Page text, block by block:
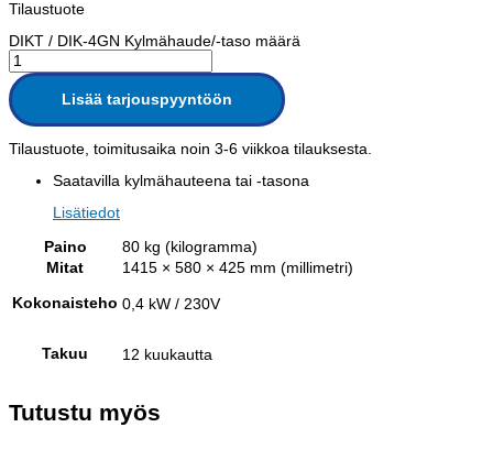
Tilaustuote
DIKT / DIK-4GN Kylmähaude/-taso määrä
Lisää tarjouspyyntöön
Tilaustuote, toimitusaika noin 3-6 viikkoa tilauksesta.
Saatavilla kylmähauteena tai -tasona
Lisätiedot
Paino
80 kg (kilogramma)
Mitat
1415 × 580 × 425 mm (millimetri)
Kokonaisteho 0,4 kW / 230V
Takuu 12 kuukautta
Tutustu myös